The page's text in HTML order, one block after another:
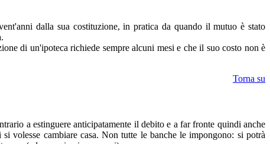
dalla sua costituzione, in pratica da quando il mutuo è stato
di un'ipoteca richiede sempre alcuni mesi e che il suo costo non è
Torna su
a estinguere anticipatamente il debito e a far fronte quindi anche
volesse cambiare casa. Non tutte le banche le impongono: si potrà